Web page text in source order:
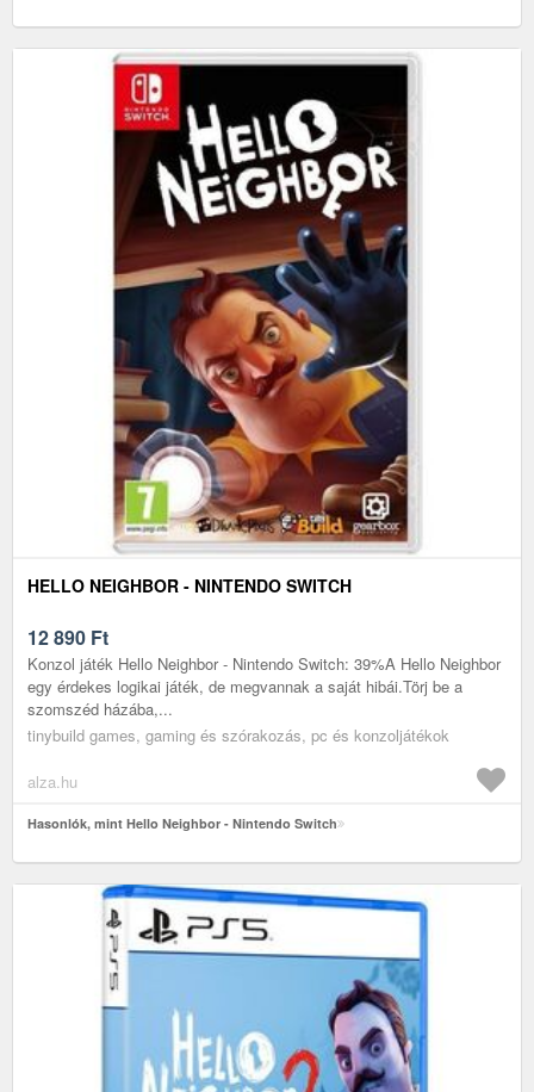
HELLO NEIGHBOR - NINTENDO SWITCH
12 890 Ft
Konzol játék Hello Neighbor - Nintendo Switch: 39%A Hello Neighbor
egy érdekes logikai játék, de megvannak a saját hibái.Törj be a
szomszéd házába,...
tinybuild games, gaming és szórakozás, pc és konzoljátékok
alza.hu
Hasonlók, mint Hello Neighbor - Nintendo Switch